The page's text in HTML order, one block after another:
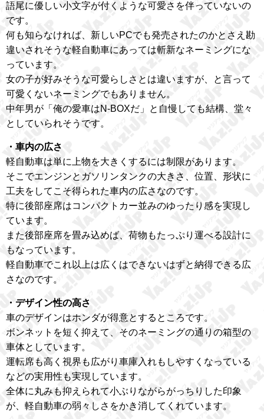
語尾に優しい小文字が付くような可愛さを伴っていないの
です。
何も知らなければ、新しいPCでも発売されたのかとさえ勘
違いされそうな軽自動車にあっては斬新なネーミングにな
っています。
女の子が好みそうな可愛らしさとは違いますが、と言って
可愛くないネーミングでもありません。
中年男が「俺の愛車はN-BOXだ」と自慢しても結構、堂々
としていられそうです。
・車内の広さ
軽自動車は単に上物を大きくするには制限があります。
そこでエンジンとガソリンタンクの大きさ、位置、形状に
工夫をしてこそ得られた車内の広さなのです。
特に後部座席はコンパクトカー並みのゆったり感を実現し
ています。
また後部座席を畳み込めば、荷物もたっぷり運べる設計に
もなっています。
軽自動車でこれ以上は広くはできないはずと納得できる広
さなのです。
・デザイン性の高さ
車のデザインはホンダが得意とするところです。
ボンネットを短く抑えて、そのネーミングの通りの箱型の
車体としています。
運転席も高く視界も広がり車庫入れもしやすくなっている
などの実用性も実現しています。
全体に丸みも抑えられて小ぶりながらがっちりした印象
が、軽自動車の弱々しさをかき消してくれています。